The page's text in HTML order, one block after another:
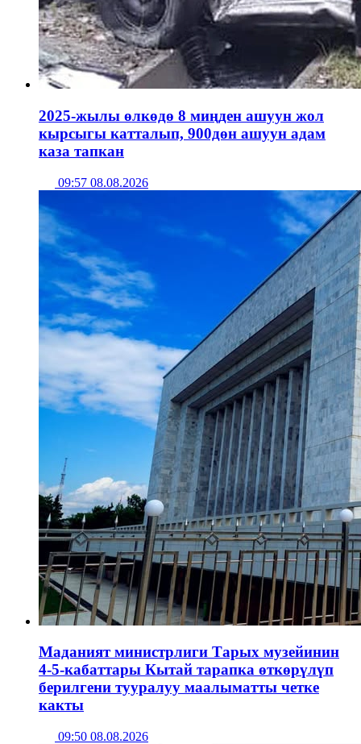
2025-жылы өлкөдө 8 миңден ашуун жол
кырсыгы катталып, 900дөн ашуун адам
каза тапкан
09:57 08.08.2026
Маданият министрлиги Тарых музейинин
4-5-кабаттары Кытай тарапка өткөрүлүп
берилгени тууралуу маалыматты четке
какты
09:50 08.08.2026